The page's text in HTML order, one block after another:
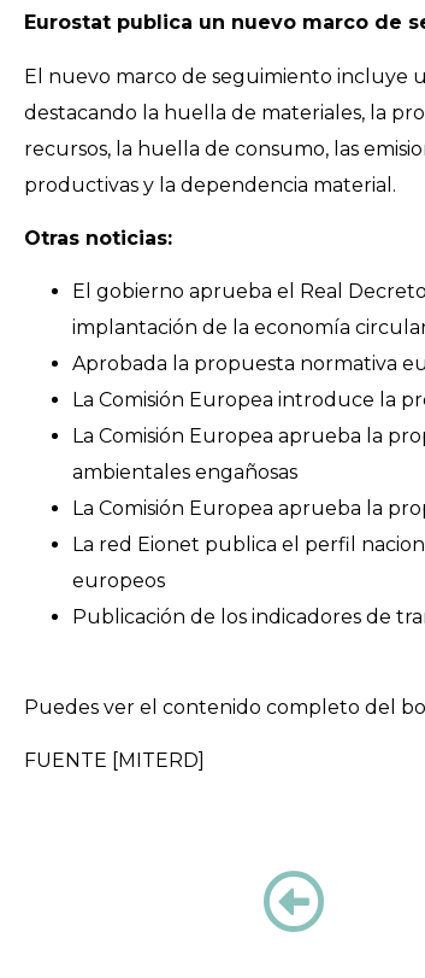
Eurostat publica un nuevo marco de
El nuevo marco de seguimiento incluye
destacando la huella de materiales, la
recursos, la huella de consumo, las
productivas y la dependencia material.
Otras noticias:
El gobierno aprueba el Real
implantación de la economía
Aprobada la propuesta normativa
La Comisión Europea introduce la
La Comisión Europea aprueba la
ambientales engañosas
La Comisión Europea aprueba la
La red Eionet publica el perfil
europeos
Publicación de los indicadores de
Puedes ver el contenido completo del
FUENTE [MITERD]